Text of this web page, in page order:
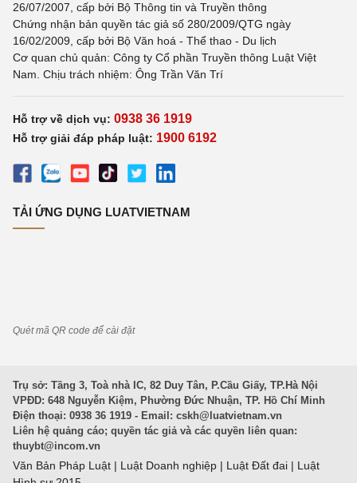
26/07/2007, cấp bởi Bộ Thông tin và Truyền thông
Chứng nhận bản quyền tác giả số 280/2009/QTG ngày
16/02/2009, cấp bởi Bộ Văn hoá - Thể thao - Du lịch
Cơ quan chủ quản: Công ty Cổ phần Truyền thông Luật Việt
Nam. Chịu trách nhiệm: Ông Trần Văn Trí
Hỗ trợ về dịch vụ: 0938 36 1919
Hỗ trợ giải đáp pháp luật: 1900 6192
TẢI ỨNG DỤNG LUATVIETNAM
Quét mã QR code để cài đặt
Trụ sở: Tầng 3, Toà nhà IC, 82 Duy Tân, P.Cầu Giấy, TP.Hà Nội
VPĐD: 648 Nguyễn Kiệm, Phường Đức Nhuận, TP. Hồ Chí Minh
Điện thoại: 0938 36 1919 - Email: cskh@luatvietnam.vn
Liên hệ quảng cáo; quyền tác giả và các quyền liên quan:
thuybt@incom.vn
Văn Bản Pháp Luật | Luật Doanh nghiệp | Luật Đất đai | Luật